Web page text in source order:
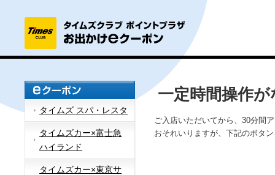
タイムズ スパ・レスタ
タイムズカー×富士急
ハイランド
タイムズカー×東京サ
一定時間操作
ご入店いただいてから、30分間
おそれいりますが、下記のボタ